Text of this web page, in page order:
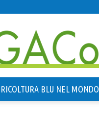
BLU NEL MONDO